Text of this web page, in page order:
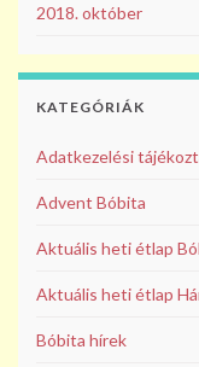
2018. október
KATEGÓRIÁK
Adatkezelési
Advent Bóbita
Aktuális heti étlap
Aktuális heti étlap
Bóbita hírek